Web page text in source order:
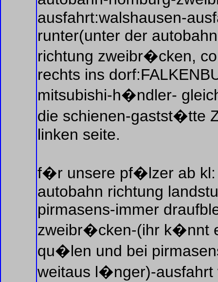
ausfahrt:walshausen-
runter(unter der
richtung zweibr�cken,
rechts ins
mitsubishi-h�ndler-
die schienen-gastst�tte
linken seite.
f�r unsere pf�lzer ab kl:
autobahn richtung
pirmasens-immer
zweibr�cken-(ihr k�nnt
qu�len und bei
weitaus l�nger)-ausfahrt